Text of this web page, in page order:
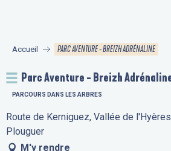
principal
Accueil PARC AVENTURE - BREIZH ADRÉNALINE
Parc Aventure - Breizh
PARCOURS DANS LES ARBRES
Route de Kerniguez, Vallée de
Plouguer
M'y rendre